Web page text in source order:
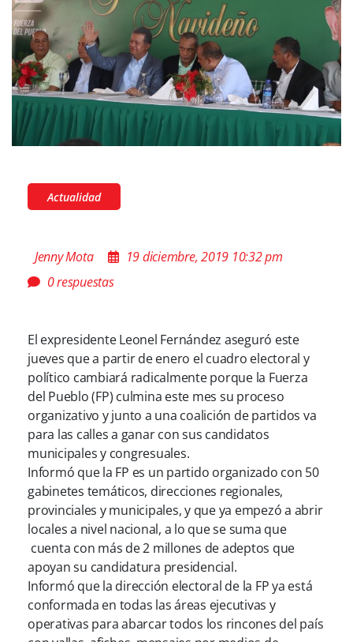
Actualidad
Jenny Mota
19 diciembre, 2019 10:32 pm
0 respuestas
El expresidente Leonel Fernández aseguró este
jueves que a partir de enero el cuadro electoral y
político cambiará radicalmente porque la Fuerza
del Pueblo (FP) culmina este mes su proceso
organizativo y junto a una coalición de partidos va
para las calles a ganar con sus candidatos
municipales y congresuales.
Informó que la FP es un partido organizado con 50
gabinetes temáticos, direcciones regionales,
provinciales y municipales, y que ya empezó a abrir
locales a nivel nacional, a lo que se suma que
cuenta con más de 2 millones de adeptos que
apoyan su candidatura presidencial.
Informó que la dirección electoral de la FP ya está
conformada en todas las áreas ejecutivas y
operativas para abarcar todos los rincones del país